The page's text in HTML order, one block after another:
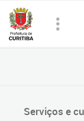
Serviços e